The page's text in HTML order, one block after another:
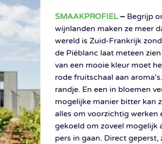
SMAAKPROFIEL– Begrijp
wijnlanden maken ze meer
wereld is Zuid-Frankrijk
de Piéblanc laat meteen
van een mooie kleur moet
rode fruitschaal aan
randje. En een in bloemen
mogelijke manier bitter kan
alles om voorzichtig werken
gekoeld om zoveel mogelijk
pers in gaan. Direct